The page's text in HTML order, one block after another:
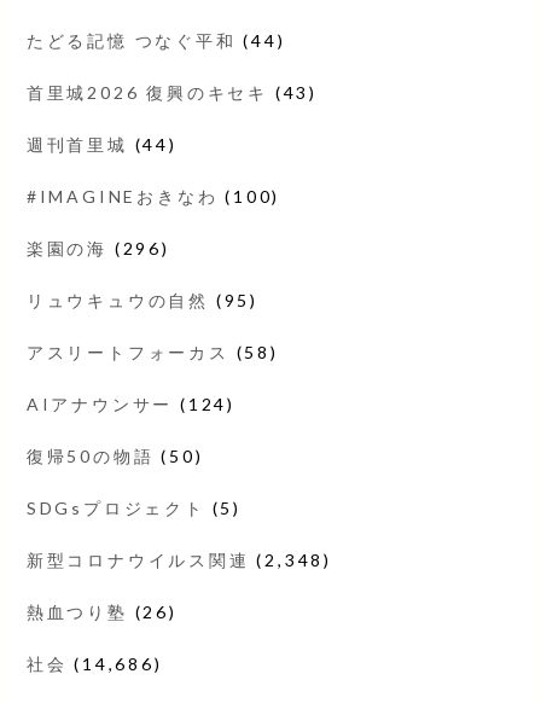
たどる記憶 つなぐ平和 (44)
首里城2026 復興のキセキ (43)
週刊首里城 (44)
#IMAGINEおきなわ (100)
楽園の海 (296)
リュウキュウの自然 (95)
アスリートフォーカス (58)
AIアナウンサー (124)
復帰50の物語 (50)
SDGsプロジェクト (5)
新型コロナウイルス関連 (2,348)
熱血つり塾 (26)
社会 (14,686)